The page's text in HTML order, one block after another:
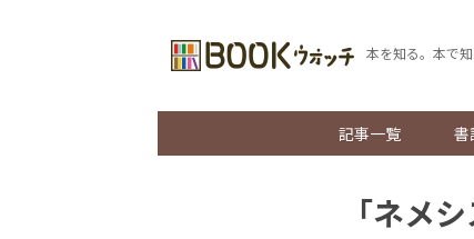
本を知る。本で知
記事一覧 書
「ネメ